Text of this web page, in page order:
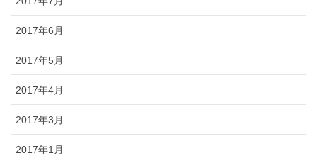
2017年6月
2017年5月
2017年4月
2017年3月
2017年1月